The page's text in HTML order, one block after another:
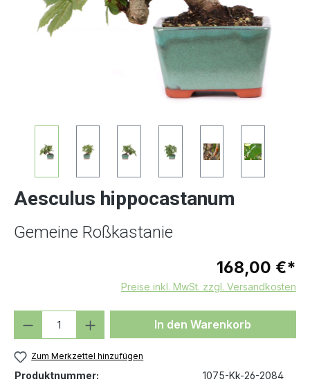
Aesculus hippocastanum
Gemeine Roßkastanie
168,00 €*
Preise inkl. MwSt. zzgl. Versandkosten
Produkt Anzahl: Gib denIn den Warenkorb
Zum Merkzettel hinzufügen
Produktnummer:
1075-Kk-26-2084